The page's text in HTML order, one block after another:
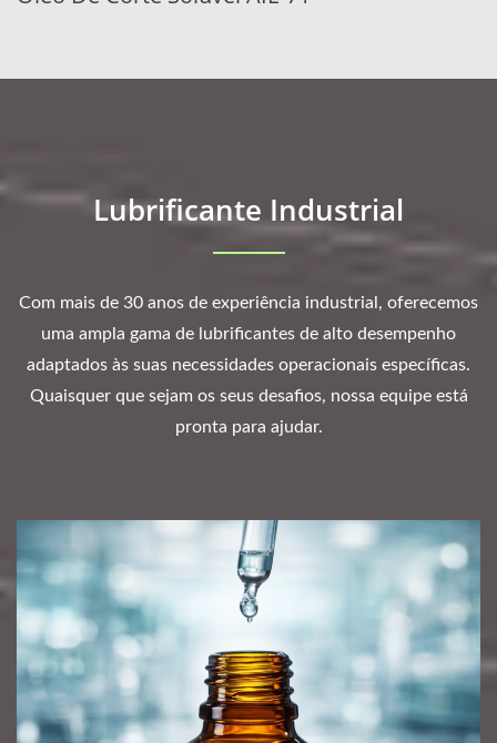
Lubrificante Industrial
Com mais de 30 anos de experiência industrial, oferecemos
uma ampla gama de lubrificantes de alto desempenho
adaptados às suas necessidades operacionais específicas.
Quaisquer que sejam os seus desafios, nossa equipe está
pronta para ajudar.